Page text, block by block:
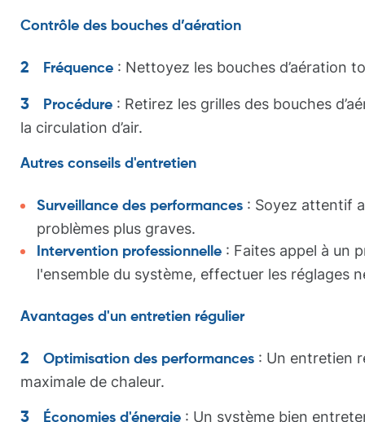
Contrôle des bouches d’aération
Fréquence : Nettoyez les bouches d’aération
Procédure : Retirez les grilles des bouches
la circulation d’air.
Autres conseils d'entretien
Surveillance des performances : Soyez attentif
problèmes plus graves.
Intervention professionnelle : Faites appel à un
l'ensemble du système, effectuer les réglages
Avantages d'un entretien régulier
Optimisation des performances : Un entretien
maximale de chaleur.
Économies d'énergie : Un système bien